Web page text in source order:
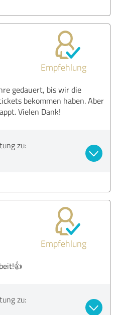
Empfehlung
gedauert, bis wir die
bekommen haben. Aber
Vielen Dank!
zu:
Empfehlung
zu: